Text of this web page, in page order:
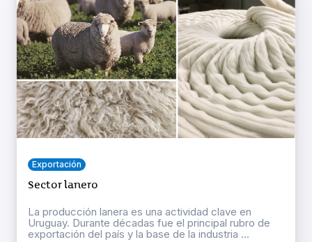
Exportación
Sector lanero
La producción lanera es una actividad clave en
Uruguay. Durante décadas fue el principal rubro de
exportación del país y la base de la industria ...